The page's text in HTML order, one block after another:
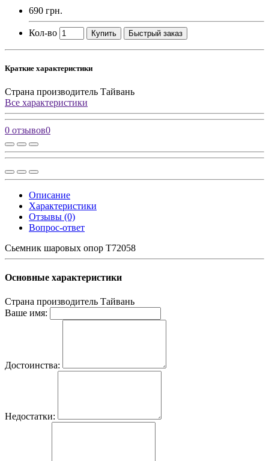
690 грн.
Кол-во Купить Быстрый заказ
Краткие характеристики
Страна производитель Тайвань
Все характеристики
0 отзывов0
Описание
Характеристики
Отзывы (0)
Вопрос-ответ
Сьемник шаровых опор T72058
Основные характеристики
Страна производитель Тайвань
Ваше имя:
Достоинства:
Недостатки: